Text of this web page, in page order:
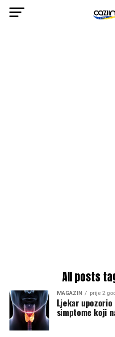
All posts
MAGAZIN prije 2
Ljekar
simptome koji